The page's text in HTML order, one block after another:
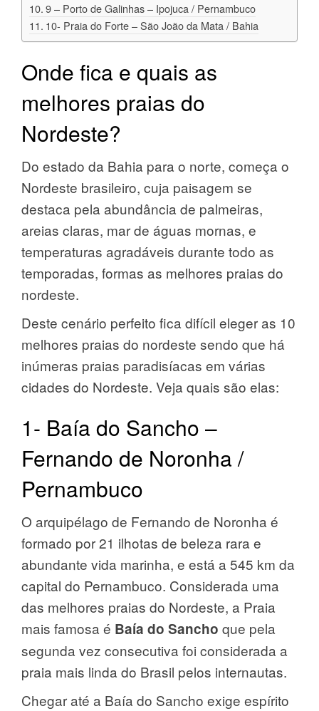
9 – Porto de Galinhas – Ipojuca / Pernambuco
10- Praia do Forte – São João da Mata / Bahia
Onde fica e quais as
melhores praias do
Nordeste?
Do estado da Bahia para o norte, começa o
Nordeste brasileiro, cuja paisagem se
destaca pela abundância de palmeiras,
areias claras, mar de águas mornas, e
temperaturas agradáveis durante todo as
temporadas, formas as melhores praias do
nordeste.
Deste cenário perfeito fica difícil eleger as 10
melhores praias do nordeste sendo que há
inúmeras praias paradisíacas em várias
cidades do Nordeste. Veja quais são elas:
1- Baía do Sancho –
Fernando de Noronha /
Pernambuco
O arquipélago de Fernando de Noronha é
formado por 21 ilhotas de beleza rara e
abundante vida marinha, e está a 545 km da
capital do Pernambuco. Considerada uma
das melhores praias do Nordeste, a Praia
mais famosa é Baía do Sancho que pela
segunda vez consecutiva foi considerada a
praia mais linda do Brasil pelos internautas.
Chegar até a Baía do Sancho exige espírito